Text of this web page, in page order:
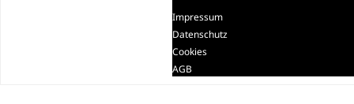
Impressum
Datenschutz
Cookies
AGB